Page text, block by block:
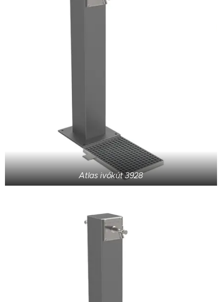
Atlas ivókút 3928